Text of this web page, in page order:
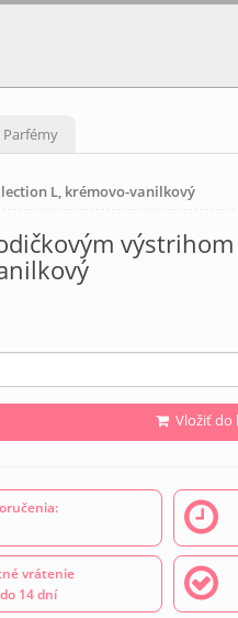
Parfémy
L, krémovo-vanilkový
Vložiť do
vrátenie
14 dní